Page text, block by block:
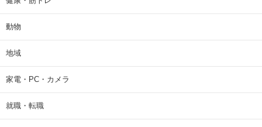
動物
地域
家電・PC・カメラ
就職・転職